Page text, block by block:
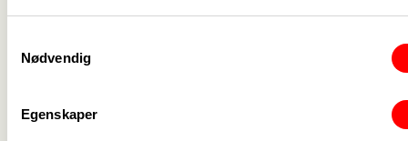
Nødvendig
Egenskaper
Det gir økonomisk trygghet og forutsigbarhet og
Les mer om resultatet i protokollen (pdf)
medlemmene og blitt godkjent.